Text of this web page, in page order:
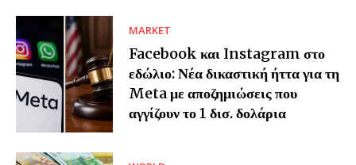
MARKET
Facebook και Instagram στο
εδώλιο: Νέα δικαστική ήττα για τη
Meta με αποζημιώσεις που
αγγίζουν το 1 δισ. δολάρια